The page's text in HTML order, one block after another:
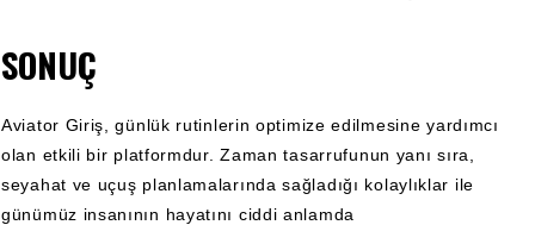
SONUÇ
Aviator Giriş, günlük rutinlerin optimize edilmesine yardımcı
olan etkili bir platformdur. Zaman tasarrufunun yanı sıra,
seyahat ve uçuş planlamalarında sağladığı kolaylıklar ile
günümüz insanının hayatını ciddi anlamda